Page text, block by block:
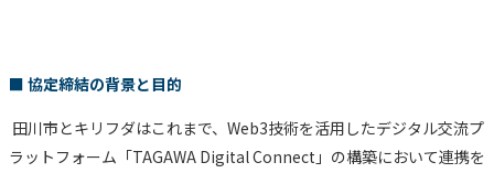
■ 協定締結の背景と目的
田川市とキリフダはこれまで、Web3技術を活用したデジタル交流プ
ラットフォーム「TAGAWA Digital Connect」の構築において連携を